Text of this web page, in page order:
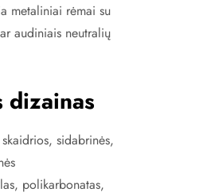
metaliniai rėmai su
audiniais neutralių
dizainas
sidabrinės,
polikarbonatas,